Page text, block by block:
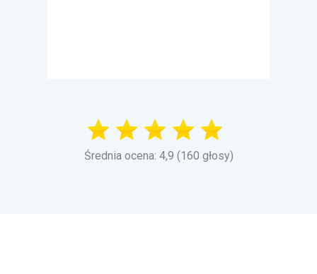
Średnia ocena: 4,9 (160 głosy)